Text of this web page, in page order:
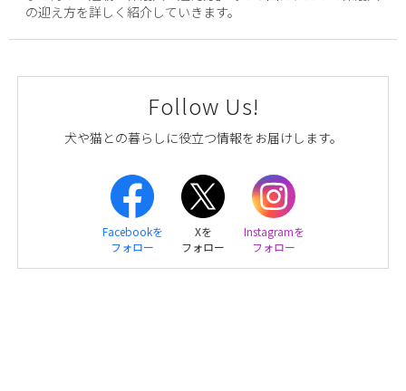
の迎え方を詳しく紹介していきます。
Follow Us!
犬や猫との暮らしに役立つ情報をお届けします。
Facebookを
フォロー
Xを
フォロー
Instagramを
フォロー